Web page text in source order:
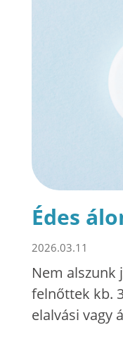
Édes
2026.03.11
Nem alszunk
felnőttek kb.
elalvási vagy